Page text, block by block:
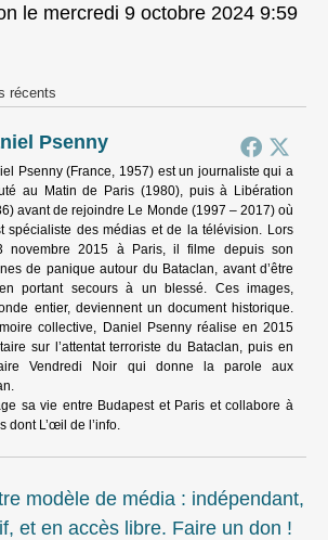
le mercredi 9 octobre 2024 9:59
récents
Psenny
Psenny (France, 1957) est un journaliste qui a
au Matin de Paris (1980), puis à Libération
avant de rejoindre Le Monde (1997 – 2017) où
spécialiste des médias et de la télévision. Lors
novembre 2015 à Paris, il filme depuis son
de panique autour du Bataclan, avant d’être
portant secours à un blessé. Ces images,
entier, deviennent un document historique.
collective, Daniel Psenny réalise en 2015
sur l’attentat terroriste du Bataclan, puis en
Vendredi Noir qui donne la parole aux
sa vie entre Budapest et Paris et collabore à
dont L’œil de l’info.
modèle de média : indépendant,
et en accès libre. Faire un don !